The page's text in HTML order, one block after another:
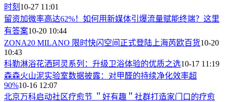
时刻 10-27 11:01
留资加微率高达62%！如何用新媒体引爆流量赋能终端？这里
有答案10-20 10:44
ZONA20 MILANO 限时快闪空间正式登陆上海芮欧百货10-20
10:43
科勒淋浴花洒珂灵系列：升级卫浴体验的优质之选10-17 11:19
森森火山泥实验室数据披露：对甲醛的持续净化效率超
90%10-16 12:07
北京万科启动社区疗愈节 ＂好有趣＂社群打造家门口的疗愈